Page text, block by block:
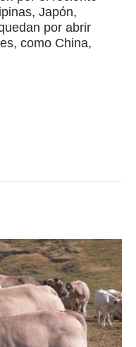
Japón,
por abrir
como China,